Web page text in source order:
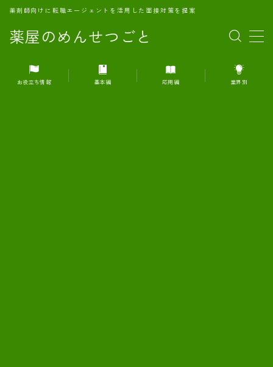
薬屋のめんせつごと
薬剤師向けに転職エージェントを活用した面接対策を提案
MENU
1.転職エージェントとは何か？
お役立ち情報 基本編 応用編 業界別